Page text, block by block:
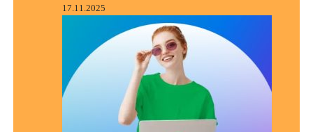
17.11.2025